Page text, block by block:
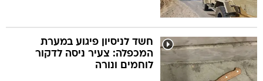
חשד לניסיון פיגוע במערת
המכפלה: צעיר ניסה לדקור
לוחמים ונורה